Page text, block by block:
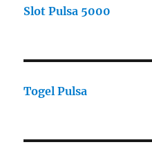
Slot Pulsa 5000
Togel Pulsa